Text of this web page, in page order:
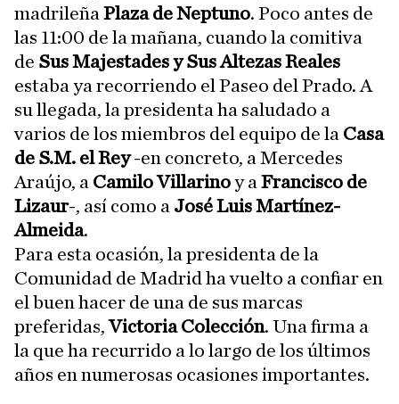
madrileña Plaza de Neptuno. Poco antes de
las 11:00 de la mañana, cuando la comitiva
de Sus Majestades y Sus AltezasReales
estaba ya recorriendo el Paseo del Prado. A
su llegada, la presidenta ha saludado a
varios de los miembros del equipo de la Casa
de S.M. el Rey-en concreto, a Mercedes
Araújo, a Camilo Villarinoy a Francisco de
Lizaur-, así como a José Luis Martínez-
Almeida.
Para esta ocasión, la presidenta de la
Comunidad de Madrid ha vuelto a confiar en
el buen hacer de una de sus marcas
preferidas,Victoria Colección. Una firma a
la que ha recurrido a lo largo de los últimos
años en numerosas ocasiones importantes.